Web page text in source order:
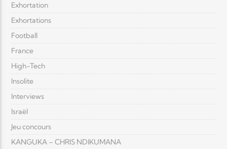
Exhortation
Exhortations
Football
France
High-Tech
Insolite
Interviews
Israël
Jeu concours
KANGUKA – CHRIS NDIKUMANA